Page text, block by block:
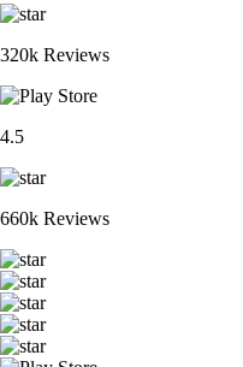
320k Reviews
4.5
660k Reviews